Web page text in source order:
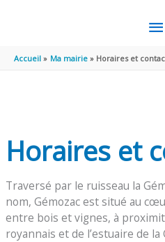
Accueil Ma mairie Horaires et
Horaires et
Traversé par le ruisseau la
nom, Gémozac est situé au
entre bois et vignes, à
royannais et de l’estuaire de la